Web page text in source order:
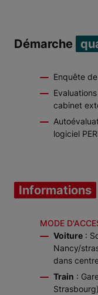
Démarche
Enquête
cabinet
logiciel
Informations
MODE
Voiture :
Nancy/
dans
Train :